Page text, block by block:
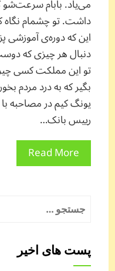
می‌یاد. بابام سرعت‌شو
داشت. تو چشمام نگاه
این که دوره‌ی
دنبال هر چیزی که
تو این مملکت کسی
بگیر که به درد مردم
یونگ کیم در مصاحبه
رییس بانک…
Read More
پست های اخیر